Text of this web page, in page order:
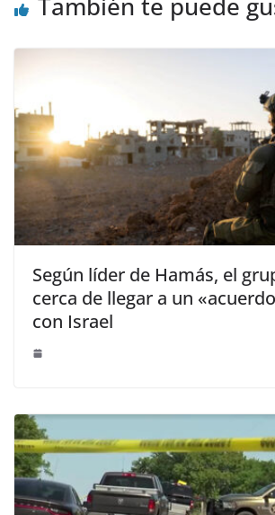
También te puede
Según líder de Hamás, el
cerca de llegar a un
con Israel